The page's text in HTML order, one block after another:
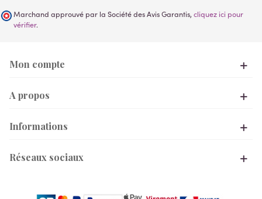
Marchand approuvé par la Société des Avis Garantis, cliquez ici pour
vérifier.
Mon compte
A propos
Informations
Réseaux sociaux